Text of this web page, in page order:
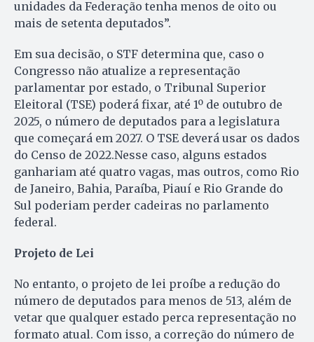
unidades da Federação tenha menos de oito ou
mais de setenta deputados”.
Em sua decisão, o STF determina que, caso o
Congresso não atualize a representação
parlamentar por estado, o Tribunal Superior
Eleitoral (TSE) poderá fixar, até 1º de outubro de
2025, o número de deputados para a legislatura
que começará em 2027. O TSE deverá usar os dados
do Censo de 2022.Nesse caso, alguns estados
ganhariam até quatro vagas, mas outros, como Rio
de Janeiro, Bahia, Paraíba, Piauí e Rio Grande do
Sul poderiam perder cadeiras no parlamento
federal.
Projeto de Lei
No entanto, o projeto de lei proíbe a redução do
número de deputados para menos de 513, além de
vetar que qualquer estado perca representação no
formato atual. Com isso, a correção do número de